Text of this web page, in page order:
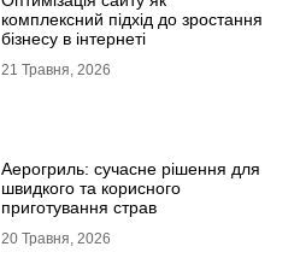
комплексний підхід до зростання
бізнесу в інтернеті
21 Травня, 2026
Аерогриль: сучасне рішення для
швидкого та корисного
приготування страв
20 Травня, 2026